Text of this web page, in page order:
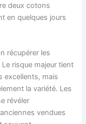
deux cotons
en quelques jours
récupérer les
risque majeur tient
excellents, mais
la variété. Les
révéler
vendues